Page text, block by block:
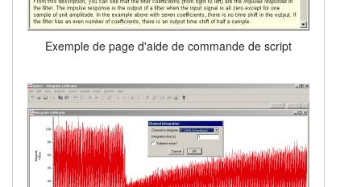
Exemple de page d'aide de commande de script